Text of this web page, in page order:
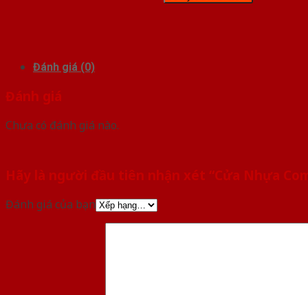
Đánh giá (0)
Đánh giá
Chưa có đánh giá nào.
Hãy là người đầu tiên nhận xét “Cửa Nhựa
Đánh giá của bạn